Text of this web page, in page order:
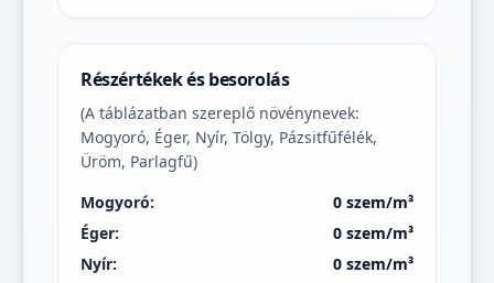
Részértékek és besorolás
(A táblázatban szereplő növénynevek:
Mogyoró, Éger, Nyír, Tölgy, Pázsitfűfélék,
Üröm, Parlagfű)
Mogyoró:
0 szem/m³
Éger:
0 szem/m³
Nyír:
0 szem/m³